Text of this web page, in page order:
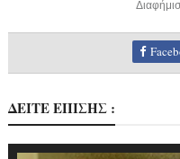
ΔΕΙΤΕ ΕΠΙΣΗΣ :